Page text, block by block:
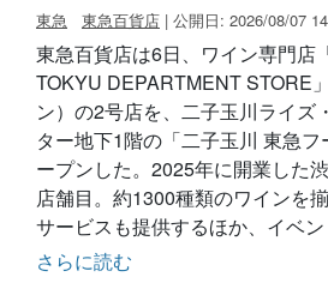
東急 東急百貨店 | 公開日: 2026/08/07
東急百貨店は6日、ワイン専門店
TOKYU DEPARTMENT STORE
ン）の2号店を、二子玉川ライズ
ター地下1階の「二子玉川 東急
ープンした。2025年に開業した
店舗目。約1300種類のワインを
サービスも提供するほか、イベン
さらに読む